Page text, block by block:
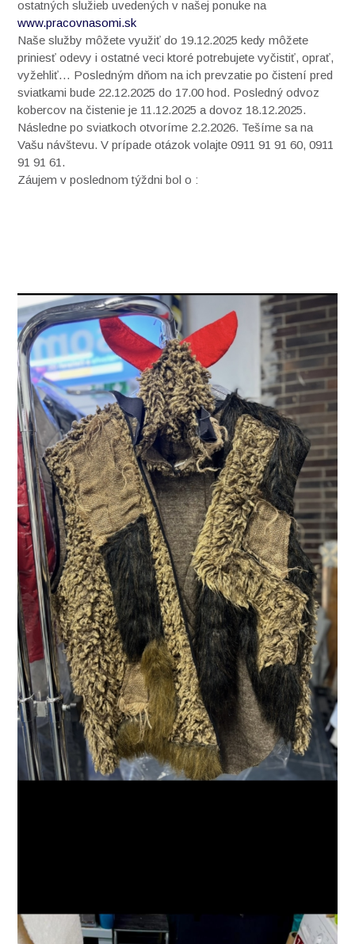
ostatných služieb uvedených v našej ponuke na
www.pracovnasomi.sk
Naše služby môžete využiť do 19.12.2025 kedy môžete
priniesť odevy i ostatné veci ktoré potrebujete vyčistiť, oprať,
vyžehliť… Posledným dňom na ich prevzatie po čistení pred
sviatkami bude 22.12.2025 do 17.00 hod. Posledný odvoz
kobercov na čistenie je 11.12.2025 a dovoz 18.12.2025.
Následne po sviatkoch otvoríme 2.2.2026. Tešíme sa na
Vašu návštevu. V prípade otázok volajte 0911 91 91 60, 0911
91 91 61.
Záujem v poslednom týždni bol o :